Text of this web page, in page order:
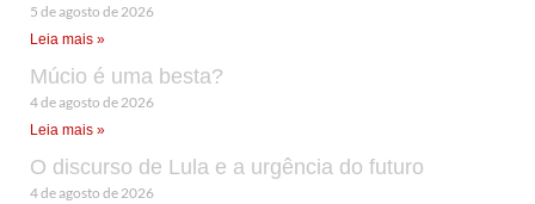
5 de agosto de 2026
Leia mais »
Múcio é uma besta?
4 de agosto de 2026
Leia mais »
O discurso de Lula e a urgência do futuro
4 de agosto de 2026